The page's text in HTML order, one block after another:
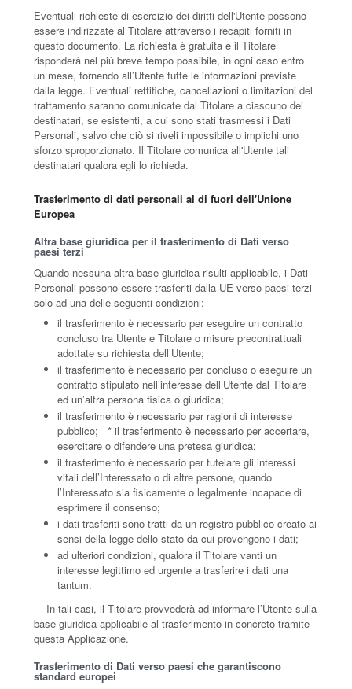
Eventuali richieste di esercizio dei diritti dell'Utente possono
essere indirizzate al Titolare attraverso i recapiti forniti in
questo documento. La richiesta è gratuita e il Titolare
risponderà nel più breve tempo possibile, in ogni caso entro
un mese, fornendo all’Utente tutte le informazioni previste
dalla legge. Eventuali rettifiche, cancellazioni o limitazioni del
trattamento saranno comunicate dal Titolare a ciascuno dei
destinatari, se esistenti, a cui sono stati trasmessi i Dati
Personali, salvo che ciò si riveli impossibile o implichi uno
sforzo sproporzionato. Il Titolare comunica all'Utente tali
destinatari qualora egli lo richieda.
Trasferimento di dati personali al di fuori dell'Unione
Europea
Altra base giuridica per il trasferimento di Dati verso
paesi terzi
Quando nessuna altra base giuridica risulti applicabile, i Dati
Personali possono essere trasferiti dalla UE verso paesi terzi
solo ad una delle seguenti condizioni:
il trasferimento è necessario per eseguire un contratto
concluso tra Utente e Titolare o misure precontrattuali
adottate su richiesta dell’Utente;
il trasferimento è necessario per concluso o eseguire un
contratto stipulato nell’interesse dell’Utente dal Titolare
ed un’altra persona fisica o giuridica;
il trasferimento è necessario per ragioni di interesse
pubblico; * il trasferimento è necessario per accertare,
esercitare o difendere una pretesa giuridica;
il trasferimento è necessario per tutelare gli interessi
vitali dell’Interessato o di altre persone, quando
l’Interessato sia fisicamente o legalmente incapace di
esprimere il consenso;
i dati trasferiti sono tratti da un registro pubblico creato ai
sensi della legge dello stato da cui provengono i dati;
ad ulteriori condizioni, qualora il Titolare vanti un
interesse legittimo ed urgente a trasferire i dati una
tantum.
In tali casi, il Titolare provvederà ad informare l’Utente sulla
base giuridica applicabile al trasferimento in concreto tramite
questa Applicazione.
Trasferimento di Dati verso paesi che garantiscono
standard europei